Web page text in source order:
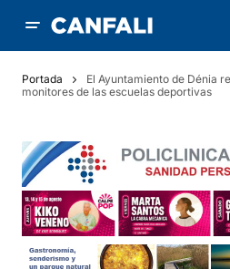
Portada
El Ayuntamiento de Dénia
monitores de las escuelas deportivas